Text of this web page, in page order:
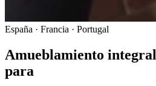
España · Francia · Portugal
Amueblamiento integral
para